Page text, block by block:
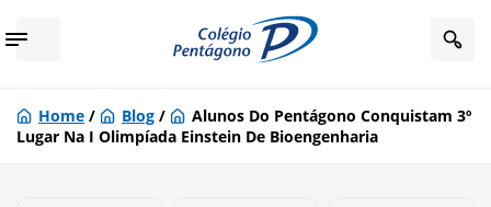
Home / Blog /
Alunos Do Pentágono Conquistam 3º
Lugar Na I Olimpíada Einstein De Bioengenharia